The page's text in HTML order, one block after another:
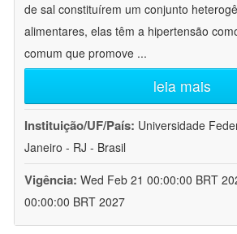
de sal constituírem um conjunto
alimentares, elas têm a hipertensão
comum que promove ...
leia mais
Instituição/UF/País: Universidade
Janeiro - RJ - Brasil
Vigência: Wed Feb 21 00:00:00 BRT
00:00:00 BRT 2027